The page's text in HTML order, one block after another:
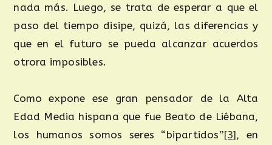
nada más. Luego, se trata de esperar a que el
paso del tiempo disipe, quizá, las diferencias y
que en el futuro se pueda alcanzar acuerdos
otrora imposibles.
Como expone ese gran pensador de la Alta
Edad Media hispana que fue Beato de Liébana,
los humanos somos seres “bipartidos”[3], en